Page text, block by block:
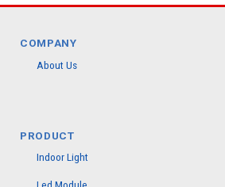
COMPANY
About Us
PRODUCT
Indoor Light
Led Module